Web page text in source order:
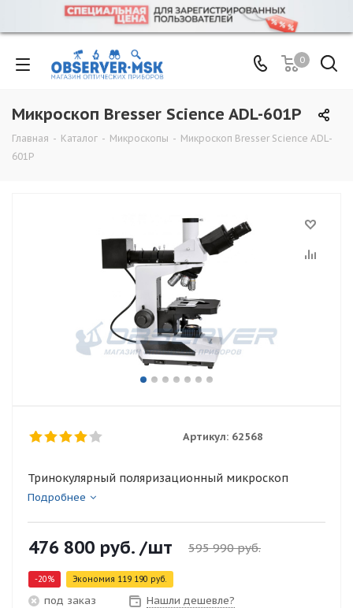
0
Микроскоп Bresser Science ADL-601P
Главная - Каталог - Микроскопы - Микроскоп Bresser Science ADL-
601P
Артикул: 62568
Тринокулярный поляризационный микроскоп
Подробнее
476 800 руб. /шт 595 990руб.
-20% Экономия 119 190 руб.
под заказ Нашли дешевле?